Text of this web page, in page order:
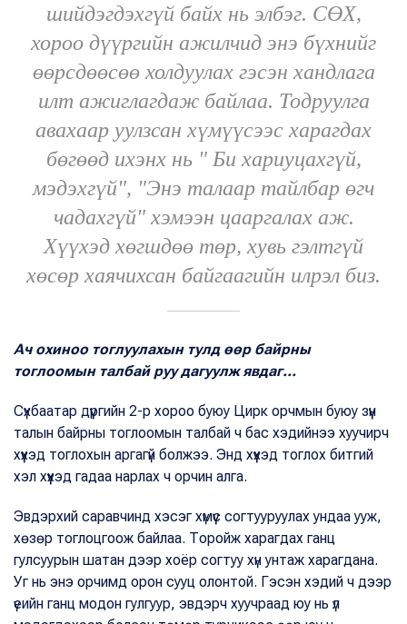
шийдэгдэхгүй байх нь элбэг. СӨХ,
хороо дүүргийн ажилчид энэ бүхнийг
өөрсдөөсөө холдуулах гэсэн хандлага
илт ажиглагдаж байлаа. Тодруулга
авахаар уулзсан хүмүүсээс харагдах
бөгөөд ихэнх нь " Би хариуцахгүй,
мэдэхгүй", "Энэ талаар тайлбар өгч
чадахгүй" хэмээн цааргалах аж.
Хүүхэд хөгшдөө төр, хувь гэлтгүй
хөсөр хаячихсан байгаагийн илрэл биз.
Ач охиноо тоглуулахын тулд өөр байрны
тоглоомын талбай руу дагуулж явдаг...
Сүхбаатар дүүргийн 2-р хороо буюу Цирк орчмын буюу зүүн
талын байрны тоглоомын талбай ч бас хэдийнээ хуучирч
хүүхэд тоглохын аргагүй болжээ. Энд хүүхэд тоглох битгий
хэл хүүхэд гадаа нарлах ч орчин алга.
Эвдэрхий саравчинд хэсэг хүмүүс согтууруулах ундаа ууж,
хөзөр тоглоцгоож байлаа. Торойж харагдах ганц
гулсуурын шатан дээр хоёр согтуу хүн унтаж харагдана.
Уг нь энэ орчимд орон сууц олонтой. Гэсэн хэдий ч дээр
үеийн ганц модон гулгуур, эвдэрч хуучраад юу нь үл